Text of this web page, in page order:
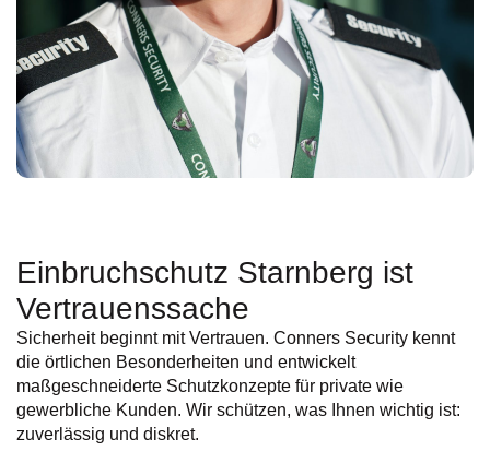
Einbruchschutz Starnberg ist
Vertrauenssache
Sicherheit beginnt mit Vertrauen. Conners Security kennt
die örtlichen Besonderheiten und entwickelt
maßgeschneiderte Schutzkonzepte für private wie
gewerbliche Kunden. Wir schützen, was Ihnen wichtig ist:
zuverlässig und diskret.